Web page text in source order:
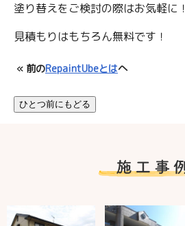
塗り替えをご検討の際はお気軽に！
見積もりはもちろん無料です！
« 前のRepaintUbeとはへ